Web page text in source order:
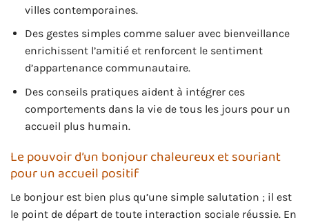
villes contemporaines.
Des gestes simples comme saluer avec bienveillance
enrichissent l’amitié et renforcent le sentiment
d’appartenance communautaire.
Des conseils pratiques aident à intégrer ces
comportements dans la vie de tous les jours pour un
accueil plus humain.
Le pouvoir d’un bonjour chaleureux et souriant
pour un accueil positif
Le bonjour est bien plus qu’une simple salutation ; il est
le point de départ de toute interaction sociale réussie. En